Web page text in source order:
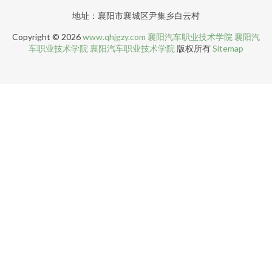
地址：襄阳市襄城区尹集乡白云村
Copyright © 2026www.qhjgzy.com 襄阳汽车职业技术学院 襄阳汽
车职业技术学院 襄阳汽车职业技术学院 版权所有Sitemap